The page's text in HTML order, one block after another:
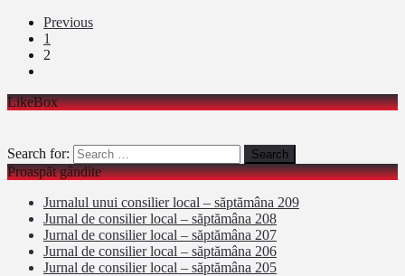
Previous
1
2
LikeBox
Search for:
Proaspăt gândite
Jurnalul unui consilier local – săptămâna 209
Jurnal de consilier local – săptămâna 208
Jurnal de consilier local – săptămâna 207
Jurnal de consilier local – săptămâna 206
Jurnal de consilier local – săptămâna 205